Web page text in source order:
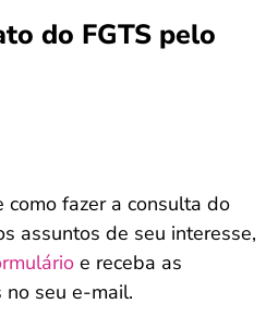
do FGTS pelo
como fazer a consulta do
assuntos de seu interesse,
e receba as
no seu e-mail.